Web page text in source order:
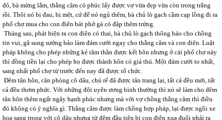
đỏ, bà mừng lắm, thằng câm có phúc lấy được vợ vừa đẹp vừa còn trong trắng
rồi. Thôi nó bị đau, bị mệt, cứ để nó ngủ thêm, bà chủ lò gạch cầm cạp lồng đi ra
phố chợ mua cho con điên bát phở gà có đập thêm trứng.
Tháng sau, phát hiện ra con điên có thai, bà chủ lò gạch thông báo cho chồng
tin vui, gã sung sướng bảo làm đám cưới ngay cho thằng câm và con điên. Luật
pháp không cho phép những kẻ tâm thần được kết hôn nhưng ở cái phố chợ này
thì đồng tiền lại cho phép họ được thành hôn có giá thú. Một đám cưới to nhất,
sang nhất phố chợ từ trước đến nay đã được tổ chức.
Đêm tân hôn, căn phòng cô dâu, chú rể đã được tân trang lại, tất cả đều mới, tất
cả đều thơm phức. Với những đôi uyên ương bình thường thì nó sẽ làm cho đêm
tân hôn thêm ngất ngây hạnh phúc nhưng mà với vợ chồng thằng câm thì điều
đó không có ý nghĩa gì. Thằng câm được làm chồng hợp pháp, lại được ngồi xe
hoa sang trọng với cô dâu nhưng từ đêm đầu tiên bị con điên xua đuổi phải ra